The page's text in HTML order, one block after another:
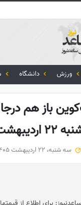
ورزش دانشگاه
باز هم
سه شنبه، 22 اردیبهشت 1405